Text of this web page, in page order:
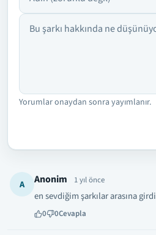
Yorumlar onaydan sonra yayımlanır.
A Anonim 1 yıl önce
en sevdiğim şarkılar arasına girdi
0 0Cevapla